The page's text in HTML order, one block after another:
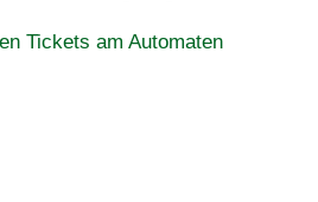
Tickets am Automaten